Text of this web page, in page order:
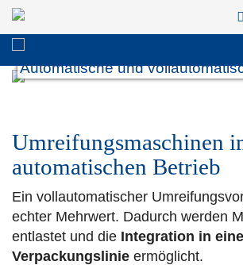
Vollautomatische
Automatische und
Umreifungsmaschinen
automatischen Betrieb
Ein vollautomatischer
echter Mehrwert. Dadurch werden
entlastet und die Integration in eine
Verpackungslinie ermöglicht.